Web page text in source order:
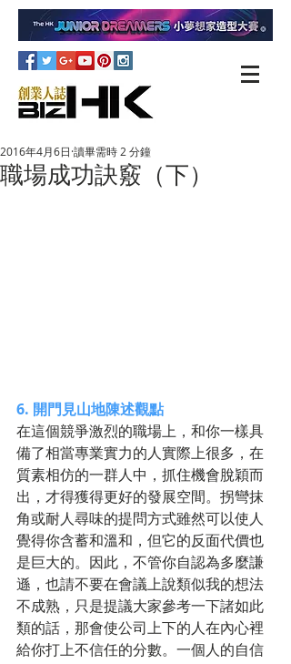
職場成功訣竅（下）
2016年4月6日 讀畢需時 2 分鐘
6. 開門見山地陳述觀點
在這個競爭激烈的職場上，和你一樣具
備了相當專業實力的人實際上很多，在
質素相仿的一群人中，抓住機會脫穎而
出，才得獲得更好的發展空間。拐彎抹
角或耐人尋味的提問方式雖然可以使人
覺得你含蓄和溫和，但它的反面代價也
是巨大的。因此，不管你自認為多麼謙
遜，也請不要在會議上說類似我的想法
不成熟，只是提議大家參考一下諸如此
類的話，那會使公司上下的人在內心裡
給你打上不信任的分數。一個人的自信